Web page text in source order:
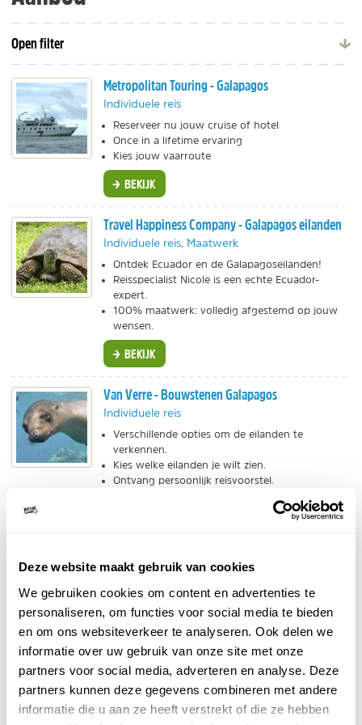
Deze website maakt gebruik van cookies
We gebruiken cookies om content en advertenties te
personaliseren, om functies voor social media te bieden
en om ons websiteverkeer te analyseren. Ook delen we
informatie over uw gebruik van onze site met onze
partners voor social media, adverteren en analyse. Deze
partners kunnen deze gegevens combineren met andere
informatie die u aan ze heeft verstrekt of die ze hebben
Open filter
Metropolitan Touring - Galapagos
Individuele reis
Reserveer nu jouw cruise of hotel
Once in a lifetime ervaring
Kies jouw vaarroute
BEKIJK
Travel Happiness Company - Galapagos eilanden
Individuele reis, Maatwerk
Ontdek Ecuador en de Galapagoseilanden!
Reisspecialist Nicole is een echte Ecuador-
expert.
100% maatwerk: volledig afgestemd op jouw
wensen.
BEKIJK
Van Verre - Bouwstenen Galapagos
Individuele reis
Verschillende opties om de eilanden te
verkennen.
Kies welke eilanden je wilt zien.
Ontvang persoonlijk reisvoorstel.
Individuele reis
Uitklapbare veldgidsen met alle vogels en dieren
Niet te missen tijdens een reis naar de eilanden!
Ook leuk als cadeau.
BEKIJK